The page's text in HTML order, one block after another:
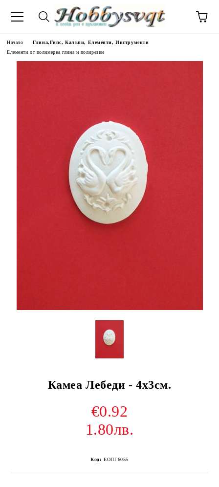
Начало
Глина,Гипс, Калъпи, Елементи, Инструменти
Елементи от полимерна глина и полирезин
Камеа Лебеди - 4х3см.
€0.92
1.80лв.
Код: ЕОПГ6055